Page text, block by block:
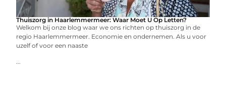
Thuiszorg in Haarlemmermeer: Waar Moet U Op Letten?
Welkom bij onze blog waar we ons richten op thuiszorg in de
regio Haarlemmermeer. Economie en ondernemen. Als u voor
uzelf of voor een naaste
...